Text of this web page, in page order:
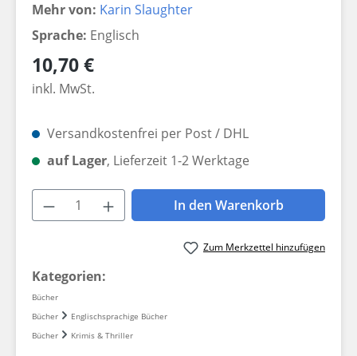
Mehr von: Karin Slaughter
Sprache: Englisch
Regulärer Preis:
10,70 €
inkl. MwSt.
Versandkostenfrei per Post / DHL
auf Lager, Lieferzeit 1-2 Werktage
Produkt Anzahl: Gib den
In den Warenkorb
Zum Merkzettel hinzufügen
Kategorien:
Bücher
Bücher
Englischsprachige Bücher
Bücher
Krimis & Thriller